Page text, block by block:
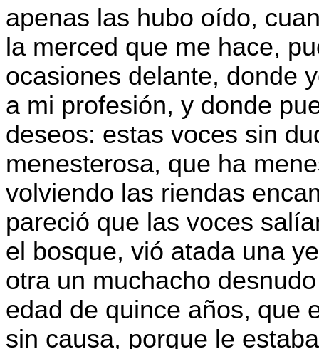
apenas las hubo oído,
la merced que me hace,
ocasiones delante, donde
a mi profesión, y donde
deseos: estas voces sin
menesterosa, que ha
volviendo las riendas
pareció que las voces
el bosque, vió atada una
otra un muchacho
edad de quince años, que
sin causa, porque le